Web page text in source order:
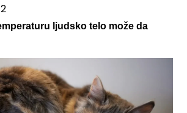
ljudsko telo može da